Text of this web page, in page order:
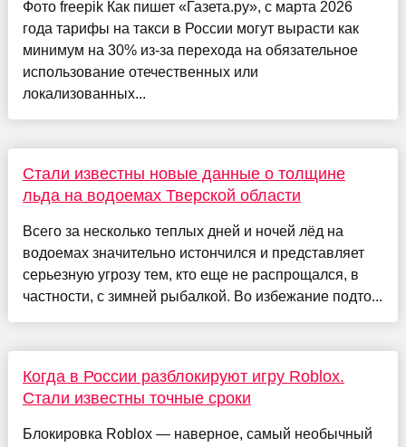
Фото freepik Как пишет «Газета.ру», с марта 2026
года тарифы на такси в России могут вырасти как
минимум на 30% из-за перехода на обязательное
использование отечественных или
локализованных...
Стали известны новые данные о толщине
льда на водоемах Тверской области
Всего за несколько теплых дней и ночей лёд на
водоемах значительно истончился и представляет
серьезную угрозу тем, кто еще не распрощался, в
частности, с зимней рыбалкой. Во избежание подто...
Когда в России разблокируют игру Roblox.
Стали известны точные сроки
Блокировка Roblox — наверное, самый необычный